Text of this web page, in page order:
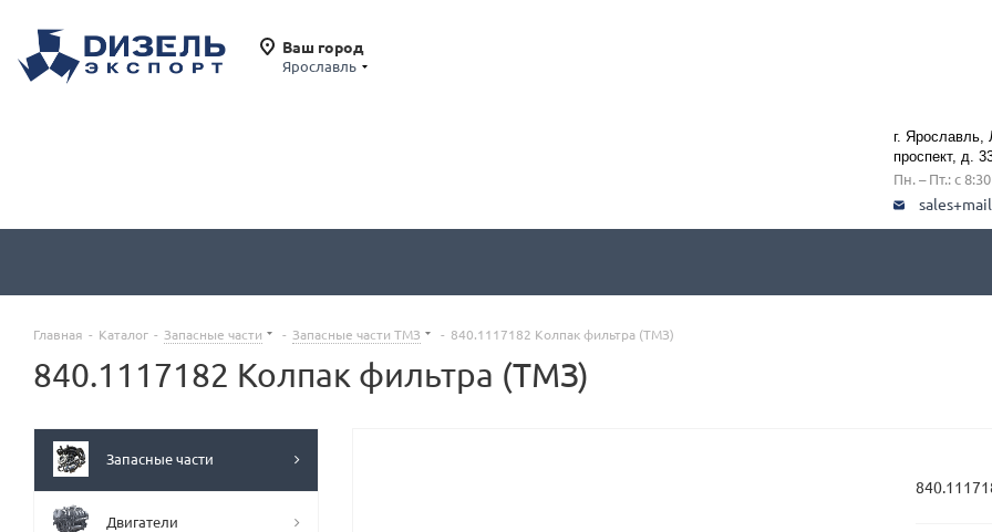
Ваш город
Ярославль
г. Ярославль,
проспект, д.
Пн. – Пт.: с
Главная - Каталог - Запасные части - Запасные части ТМЗ - 840.1117182 Колпак фильтра (ТМЗ)
840.1117182 Колпак фильтра (ТМЗ)
Запасные части
Двигатели